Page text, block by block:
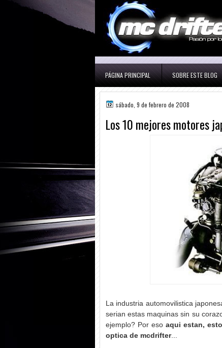
PÁGINA PRINCIPAL SOBRE ESTE BLOG
sábado, 9 de febrero de 2008
Los 10 mejores motores
La industria automovilistica
serian estas maquinas sin su
ejemplo? Por eso aqui estan,
optica de mcdrifter...